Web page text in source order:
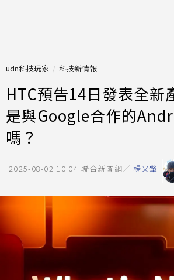
udn科技玩家 科技新情報
HTC預告14日發表全新
是與Google合作的
嗎？
2025-08-02 10:04 聯合新聞網／ 楊又肇